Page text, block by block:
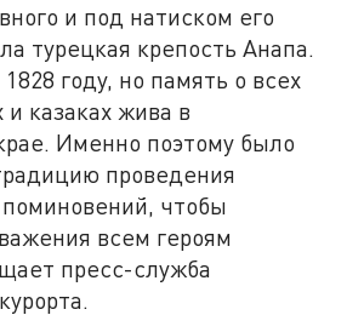
и под натиском его
турецкая крепость Анапа.
году, но память о всех
казаках жива в
Именно поэтому было
проведения
чтобы
всем героям
пресс-служба